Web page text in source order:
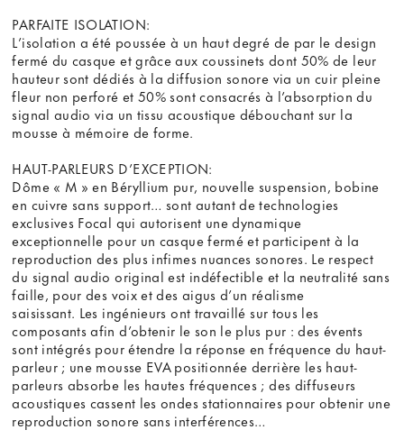
PARFAITE ISOLATION:
L’isolation a été poussée à un haut degré de par le design
fermé du casque et grâce aux coussinets dont 50% de leur
hauteur sont dédiés à la diffusion sonore via un cuir pleine
fleur non perforé et 50% sont consacrés à l’absorption du
signal audio via un tissu acoustique débouchant sur la
mousse à mémoire de forme.
HAUT-PARLEURS D’EXCEPTION:
Dôme « M » en Béryllium pur, nouvelle suspension, bobine
en cuivre sans support… sont autant de technologies
exclusives Focal qui autorisent une dynamique
exceptionnelle pour un casque fermé et participent à la
reproduction des plus infimes nuances sonores. Le respect
du signal audio original est indéfectible et la neutralité sans
faille, pour des voix et des aigus d’un réalisme
saisissant. Les ingénieurs ont travaillé sur tous les
composants afin d’obtenir le son le plus pur : des évents
sont intégrés pour étendre la réponse en fréquence du haut-
parleur ; une mousse EVA positionnée derrière les haut-
parleurs absorbe les hautes fréquences ; des diffuseurs
acoustiques cassent les ondes stationnaires pour obtenir une
reproduction sonore sans interférences…